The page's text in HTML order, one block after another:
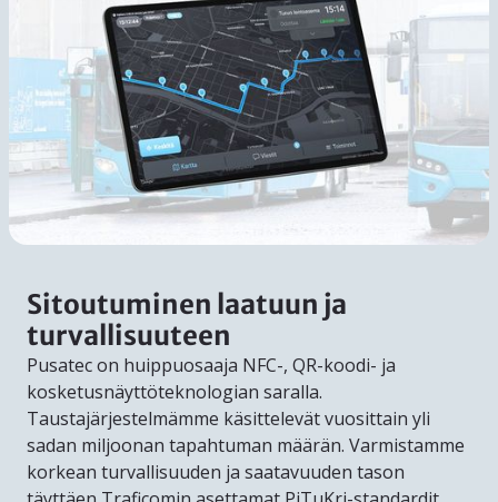
Sitoutuminen laatuun ja
turvallisuuteen
Pusatec on huippuosaaja NFC-, QR-koodi- ja
kosketusnäyttöteknologian saralla.
Taustajärjestelmämme käsittelevät vuosittain yli
sadan miljoonan tapahtuman määrän. Varmistamme
korkean turvallisuuden ja saatavuuden tason